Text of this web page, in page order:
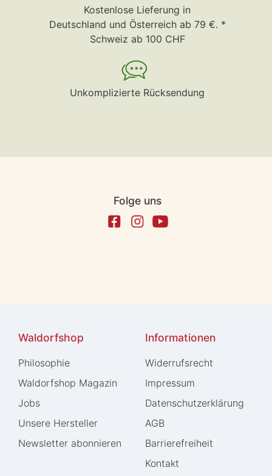
Kostenlose Lieferung in
Deutschland und Österreich ab 79 €. *
Schweiz ab 100 CHF
Unkomplizierte Rücksendung
Folge uns
Waldorfshop
Philosophie
Waldorfshop Magazin
Jobs
Unsere Hersteller
Newsletter abonnieren
Informationen
Widerrufs­recht
Impressum
Daten­schutz­erklärung
AGB
Barrierefreiheit
Kontakt